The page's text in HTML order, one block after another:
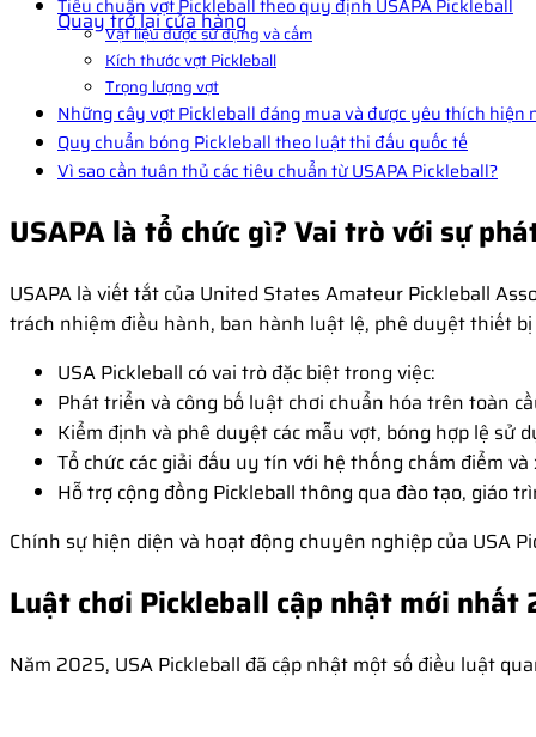
Quay trở lại cửa hàng
Tiêu chuẩn vợt Pickleball theo quy định USAPA Pickleball
Vật liệu được sử dụng và cấm
Kích thước vợt Pickleball
Trọng lượng vợt
Những cây vợt Pickleball đáng mua và được yêu thích hiện
Quy chuẩn bóng Pickleball theo luật thi đấu quốc tế
Vì sao cần tuân thủ các tiêu chuẩn từ USAPA Pickleball?
USAPA là tổ chức gì? Vai trò với sự
USAPA là viết tắt của United States Amateur Pickleball
trách nhiệm điều hành, ban hành luật lệ, phê duyệt thiết bị
USA Pickleball có vai trò đặc biệt trong việc:
Phát triển và công bố luật chơi chuẩn hóa trên toàn
Kiểm định và phê duyệt các mẫu vợt, bóng hợp lệ sử
Tổ chức các giải đấu uy tín với hệ thống chấm điểm
Hỗ trợ cộng đồng Pickleball thông qua đào tạo, giáo
Chính sự hiện diện và hoạt động chuyên nghiệp của USA
Luật chơi Pickleball cập nhật mới nhất
Năm 2025, USA Pickleball đã cập nhật một số điều luật